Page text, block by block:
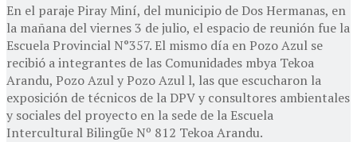
En el paraje Piray Miní, del municipio de Dos Hermanas, en
la mañana del viernes 3 de julio, el espacio de reunión fue la
Escuela Provincial N°357. El mismo día en Pozo Azul se
recibió a integrantes de las Comunidades mbya Tekoa
Arandu, Pozo Azul y Pozo Azul l, las que escucharon la
exposición de técnicos de la DPV y consultores ambientales
y sociales del proyecto en la sede de la Escuela
Intercultural Bilingũe Nº 812 Tekoa Arandu.